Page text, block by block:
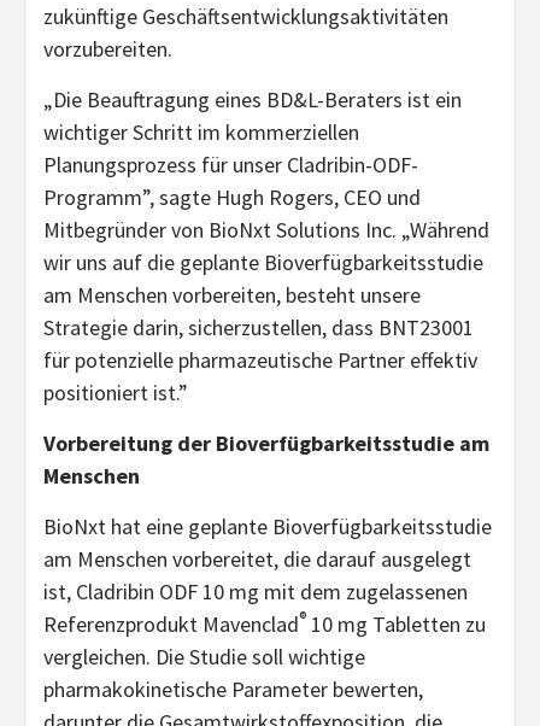
zukünftige Geschäftsentwicklungsaktivitäten
vorzubereiten.
„Die Beauftragung eines BD&L-Beraters ist ein
wichtiger Schritt im kommerziellen
Planungsprozess für unser Cladribin-ODF-
Programm”, sagte Hugh Rogers, CEO und
Mitbegründer von BioNxt Solutions Inc. „Während
wir uns auf die geplante Bioverfügbarkeitsstudie
am Menschen vorbereiten, besteht unsere
Strategie darin, sicherzustellen, dass BNT23001
für potenzielle pharmazeutische Partner effektiv
positioniert ist.”
Vorbereitung der Bioverfügbarkeitsstudie am
Menschen
BioNxt hat eine geplante Bioverfügbarkeitsstudie
am Menschen vorbereitet, die darauf ausgelegt
ist, Cladribin ODF 10 mg mit dem zugelassenen
Referenzprodukt Mavenclad® 10 mg Tabletten zu
vergleichen. Die Studie soll wichtige
pharmakokinetische Parameter bewerten,